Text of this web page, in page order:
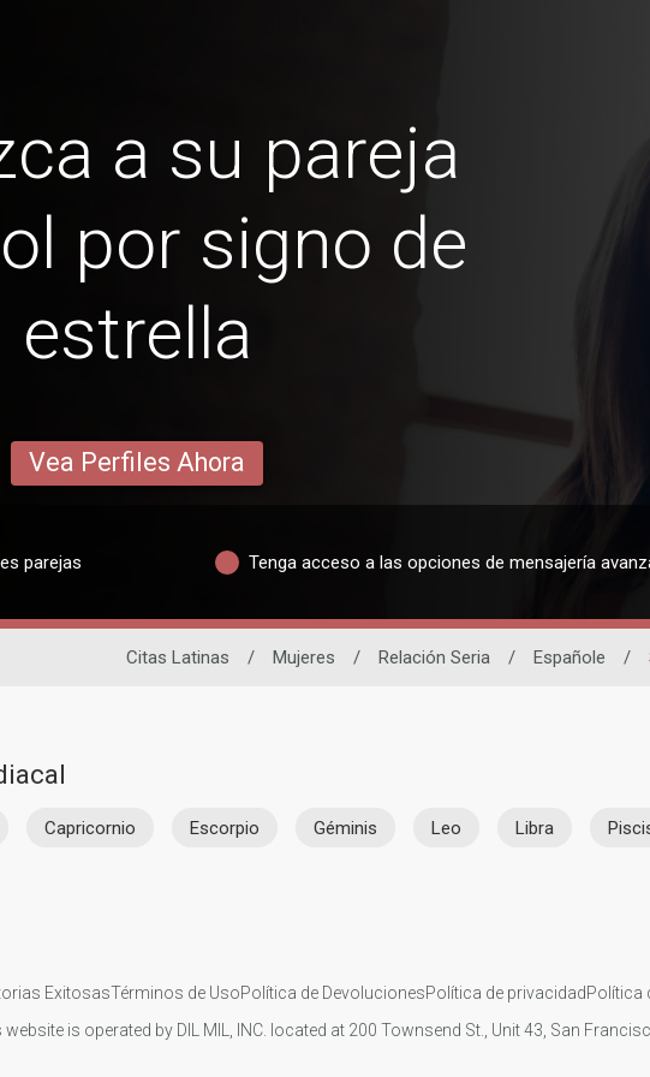
a su pareja
por signo de
estrella
Vea Perfiles Ahora
parejas Tenga acceso a las opciones de mensajería
Citas Latinas / Mujeres / Relación Seria / Españole /
Capricornio Escorpio Géminis Leo Libra
ExitosasTérminos de UsoPolítica de DevolucionesPolítica de privacidadPolítica
website is operated by DIL MIL, INC. located at 200 Townsend St., Unit 43, San